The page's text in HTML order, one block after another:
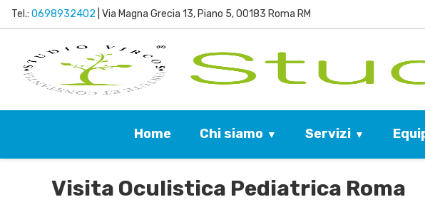
Tel.: 0698932402 | Via Magna Grecia 13, Piano 5, 00183 Roma RM
Home Chi siamo Servizi
Visita Oculistica Pediatrica Roma